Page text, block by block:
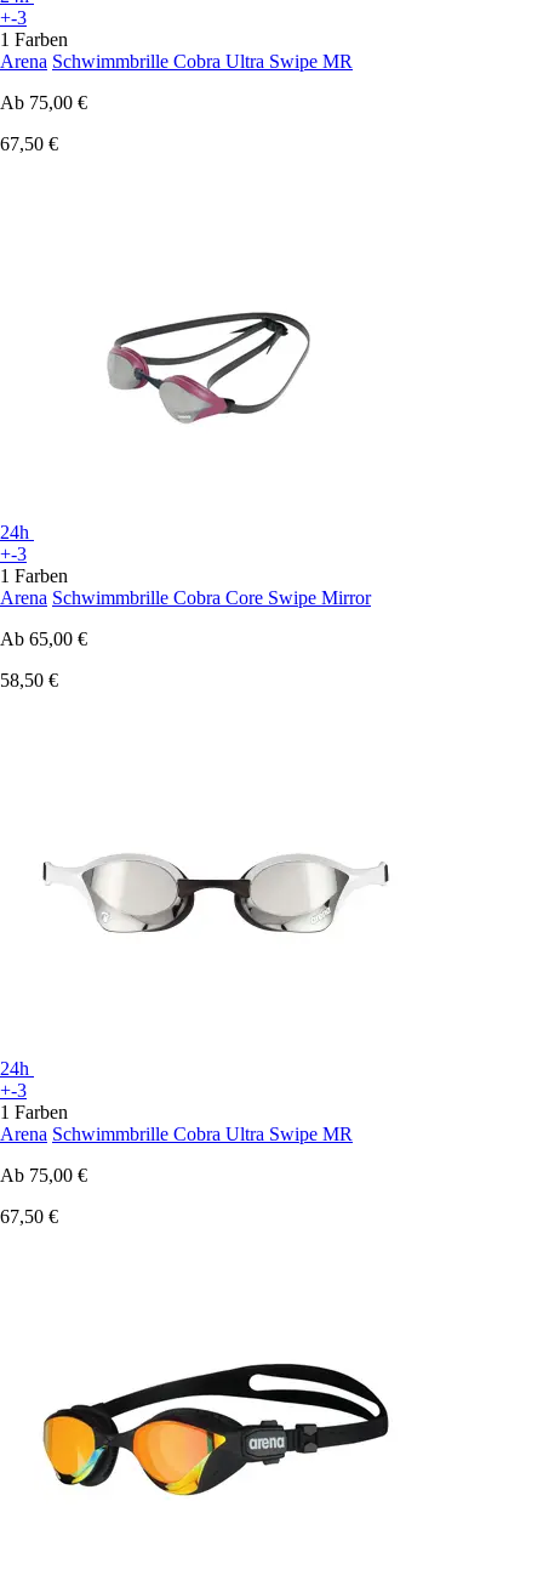
+-3
1 Farben
Arena Schwimmbrille Cobra Ultra Swipe MR
Ab 75,00 €
67,50 €
24h
+-3
1 Farben
Arena Schwimmbrille Cobra Core Swipe Mirror
Ab 65,00 €
58,50 €
24h
+-3
1 Farben
Arena Schwimmbrille Cobra Ultra Swipe MR
Ab 75,00 €
67,50 €